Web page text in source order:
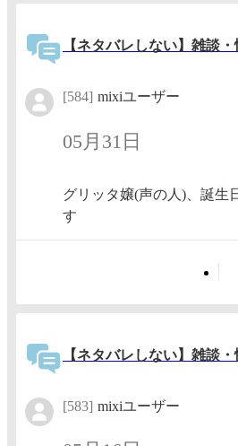
【ネタバレしない】雑談
[584] mixiユーザー
05月31日
グリッタ嬢(声の人)、誕生
す
【ネタバレしない】雑談
[583] mixiユーザー